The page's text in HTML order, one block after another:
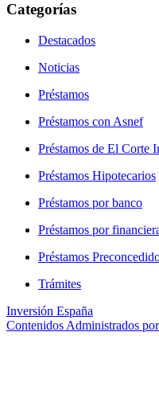
Categorías
Destacados
Noticias
Préstamos
Préstamos con Asnef
Préstamos de El Corte
Préstamos Hipotecarios
Préstamos por banco
Préstamos por
Préstamos
Trámites
Inversión España
Contenidos Administrados